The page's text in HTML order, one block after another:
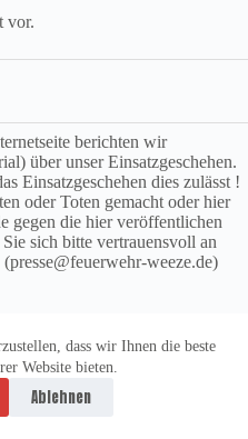
dass wir Ihnen die beste
Website bieten.
Ablehnen
vor.
berichten wir
über unser Einsatzgeschehen.
Einsatzgeschehen dies zulässt !
oder Toten gemacht oder hier
gegen die hier veröffentlichen
sich bitte vertrauensvoll an
weeze.de)
Impressum
vitolution